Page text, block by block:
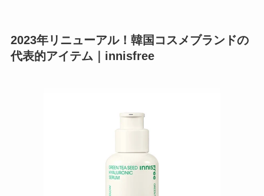
2023年リニューアル！韓国コスメブランドの
代表的アイテム｜innisfree